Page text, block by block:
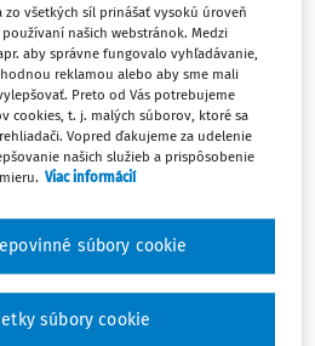
napr. trénovanie alebo
na cestu na zápas, alebo
času maximálne vo výške
takýto mechanizmus v
uplatňovať? Musí obchodná
takýchto dobrovoľníkov ako
Máte predplatné?
zo všetkých síl prinášať vysokú úroveň
našich webstránok. Medzi
aby správne fungovalo vyhľadávanie,
reklamou alebo aby sme mali
Preto od Vás potrebujeme
cookies, t. j. malých súborov, ktoré sa
Vopred ďakujeme za udelenie
našich služieb a prispôsobenie
Viac informácií
súbory cookie
súbory cookie